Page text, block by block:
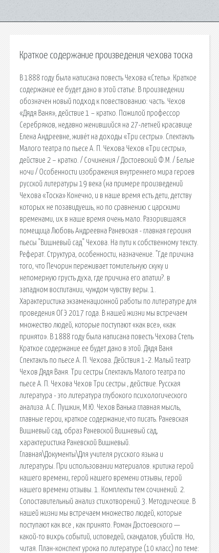
Краткое содержание произведения чехова тоска
В 1888 году была написана повесть Чехова «Степь». Краткое
содержание ее будет дано в этой статье. В произведении
обозначен новый подход к повествованию: часть. Чехов
«Дядя Ваня», действие 1 – кратко. Пожилой профессор
Серебряков, недавно женившийся на 27-летней красавице
Елена Андреевне, живёт на доходы «Три сестры». Спектакль
Малого театра по пьесе А. П. Чехова Чехов «Три сестры»,
действие 2 – кратко. / Сочинения / Достоевский Ф.М. / Белые
ночи / Особенности изображения внутреннего мира героев
русской литературы 19 века (на примере произведений
Чехова «Тоска» Конечно, и в наше время есть дети, детству
которых не позавидуешь, но по сравнению с царскими
временами, их в наше время очень мало. Разорившаяся
помещица Любовь Андреевна Раневская - главная героиня
пьесы "Вишневый сад" Чехова. На пути к собственному тексту.
Реферат. Структура, особенности, назначение. "Где причина
того, что Печорин переживает томительную скуку и
непомерную грусть духа, где причина его апатии?. в
западном воспитании, чуждом чувству веры. 1.
Характеристика экзаменационной работы по литературе для
проведения ОГЭ 2017 года. В нашей жизни мы встречаем
множество людей, которые поступают «как все», «как
принято». В 1888 году была написана повесть Чехова Степь
Краткое содержание ее будет дано в этой. Дядя Ваня
Спектакль по пьесе А. П. Чехова. Действия 1-2. Малый театр
Чехов Дядя Ваня. Три сестры Спектакль Малого театра по
пьесе А. П. Чехова Чехов Три сестры , действие. Русская
литература - это литература глубокого психологического
анализа. А.С. Пушкин, М.Ю. Чехов Ванька главная мысль,
главные герои, краткое содержание,что писать. Раневская
Вишневый сад, образ Раневской Вишневый сад,
характеристика Раневской Вишневый.
Главная\Документы\Для учителя русского языка и
литературы. При использовании материалов. критика герой
нашего времени, герой нашего времени отзывы, герой
нашего времени отзывы. 1. Комплекты тем сочинений. 2.
Сопоставительный анализ стихотворений 3. Методические. В
нашей жизни мы встречаем множество людей, которые
поступают как все , как принято. Роман Достоевского —
какой-то вихрь событий, исповедей, скандалов, убийств. Но,
читая. План-конспект урока по литературе (10 класс) по теме: